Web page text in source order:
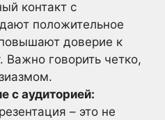
контакт с
положительное
доверие к
говорить четко,
с аудиторией:
– это не